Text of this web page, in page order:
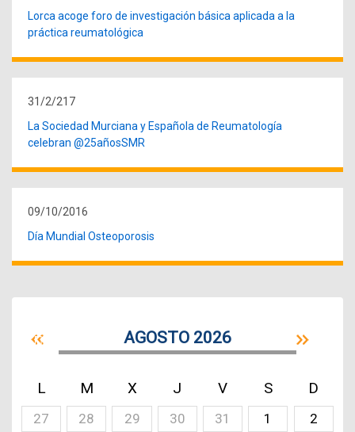
Lorca acoge foro de investigación básica aplicada a la
práctica reumatológica
31/2/217
La Sociedad Murciana y Española de Reumatología
celebran @25añosSMR
09/10/2016
Día Mundial Osteoporosis
AGOSTO 2026
L M X J V S D
27 28 29 30 31 1
2